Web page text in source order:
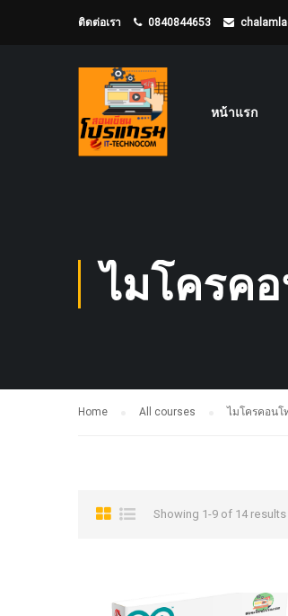
ติดต่อเรา 0840844653
หน้าแรก
ไมโครค
Home All courses ไมโครคอนโ
Showing 1-9 of 14 results